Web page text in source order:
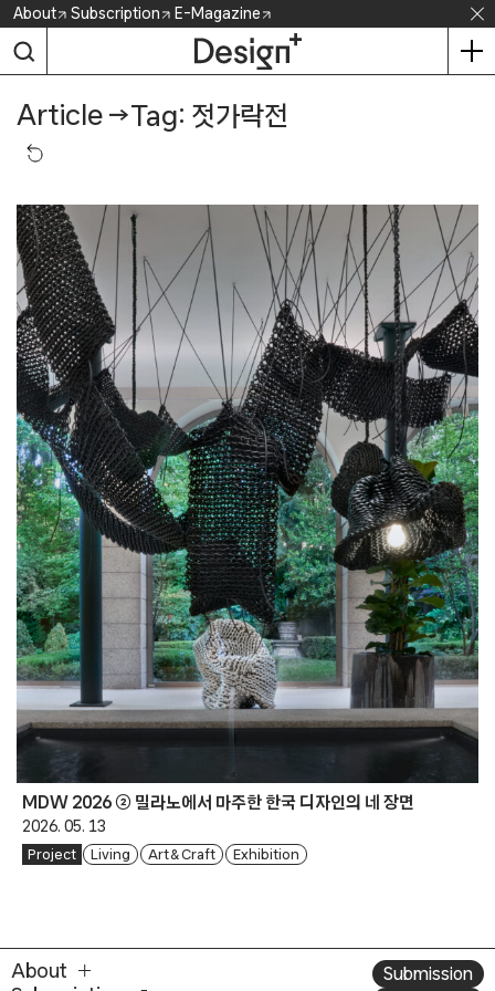
Skip
content
About Subscription E-Magazine
Article →Tag: 젓가락전
MDW 2026 ② 밀라노에서 마주한 한국 디자인의 네 장면
2026. 05. 13
Project Living Art & Craft Exhibition
About
Submission